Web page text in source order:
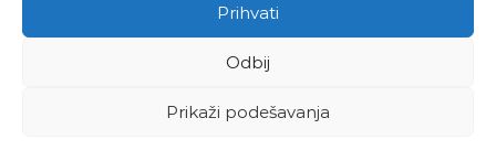
Prihvati
Odbij
Prikaži podešavanja
ZAVOD MJEDENICA SARAJEVO
Ovo je naša Mjedenica Dokumenti